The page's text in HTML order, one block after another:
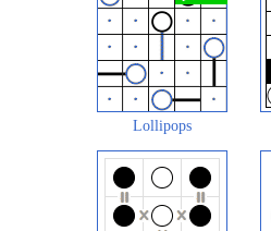
Lollipops